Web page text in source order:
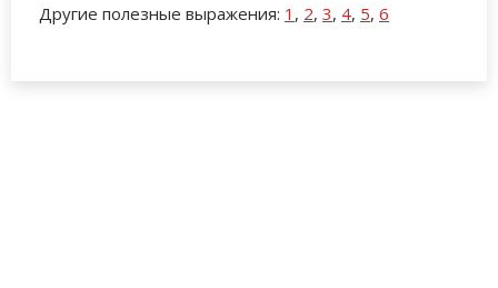
Другие полезные выражения: 1 , 2, 3, 4, 5, 6